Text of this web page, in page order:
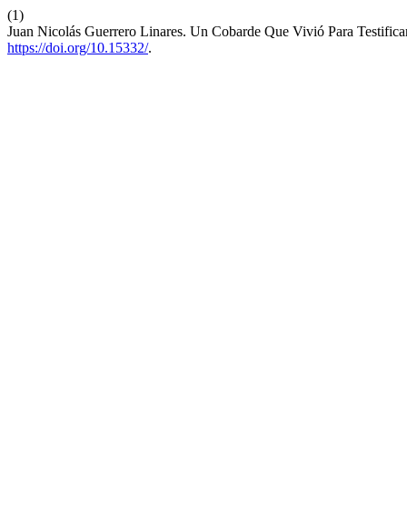
(1)
Juan Nicolás Guerrero Linares. Un Cobarde Que Vivió Para
https://doi.org/10.15332/.